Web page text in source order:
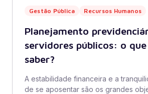
Gestão Pública Recursos Humanos
Planejamento
servidores públicos: o
saber?
A estabilidade financeira e a
de se aposentar são os grandes